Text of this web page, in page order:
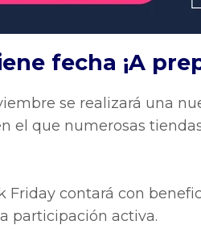
fecha ¡A
se realizará una
el que numerosas
Friday contará con
participación activa.